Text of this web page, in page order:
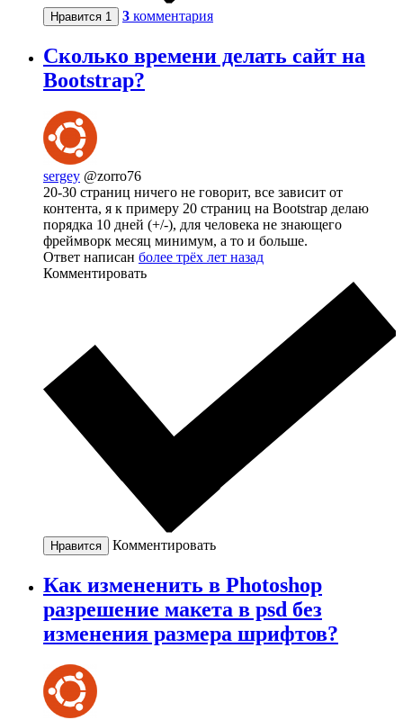
Нравится 1 3 комментария
Сколько времени делать сайт на
Bootstrap?
sergey @zorro76
20-30 страниц ничего не говорит, все зависит от
контента, я к примеру 20 страниц на Bootstrap делаю
порядка 10 дней (+/-), для человека не знающего
фреймворк месяц минимум, а то и больше.
Ответ написан более трёх лет назад
Комментировать
Нравится Комментировать
Как измененить в Photoshop
разрешение макета в psd без
изменения размера шрифтов?